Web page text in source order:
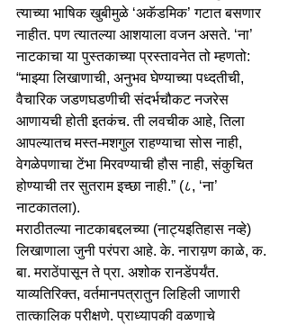
त्याच्या भाषिक खुबीमुळे ‘अकॅडमिक’ गटात बसणार
नाहीत. पण त्यातल्या आशयाला वजन असते. ‘ना’
नाटकाचा या पुस्तकाच्या प्रस्तावनेत तो म्हणतो:
“माझ्या लिखाणाची, अनुभव घेण्याच्या पध्दतीची,
वैचारिक जडणघडणीची संदर्भचौकट नजरेस
आणायची होती इतकंच. ती लवचीक आहे, तिला
आपल्यातच मस्त-मशगुल राहण्याचा सोस नाही,
वेगळेपणाचा टेंभा मिरवण्याची हौस नाही, संकुचित
होण्याची तर सुतराम इच्छा नाही.” (८, ‘ना’
नाटकातला).
मराठीतल्या नाटकाबद्दलच्या (नाट्यइतिहास नव्हे)
लिखाणाला जुनी परंपरा आहे. के. नाराय़ण काळे, क.
बा. मराठेंपासून ते प्रा. अशोक रानडेंपर्यंत.
याव्यतिरिक्त, वर्तमानपत्रातुन लिहिली जाणारी
तात्कालिक परीक्षणे. प्राध्यापकी वळणाचे